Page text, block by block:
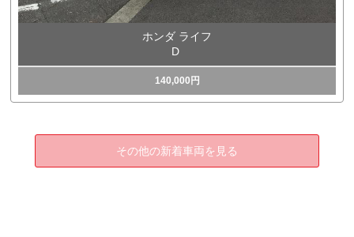
ホンダ ライフ
D
140,000円
その他の新着車両を見る